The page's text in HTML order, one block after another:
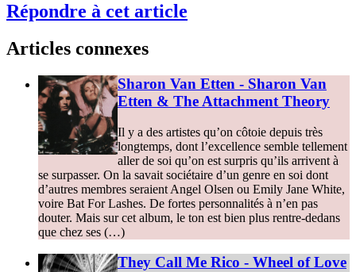
Répondre à cet article
Articles connexes
Sharon Van Etten - Sharon Van
Etten & The Attachment Theory
Il y a des artistes qu’on côtoie depuis très
longtemps, dont l’excellence semble tellement
aller de soi qu’on est surpris qu’ils arrivent à
se surpasser. On la savait sociétaire d’un genre en soi dont
d’autres membres seraient Angel Olsen ou Emily Jane White,
voire Bat For Lashes. De fortes personnalités à n’en pas
douter. Mais sur cet album, le ton est bien plus rentre-dedans
que chez ses (…)
They Call Me Rico - Wheel of Love